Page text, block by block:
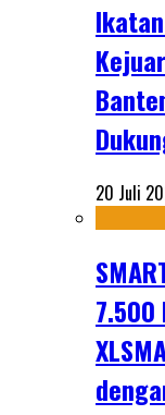
20 Juli
7.500